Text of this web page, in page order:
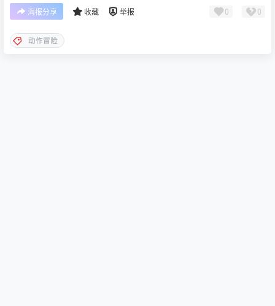
海报分享 收藏 举报 0 0
动作冒险